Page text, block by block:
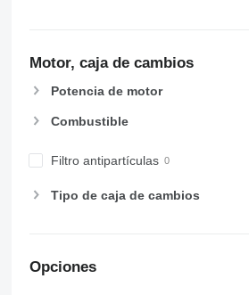
Motor, caja de cambios
Potencia de motor
Combustible
Filtro antipartículas
Tipo de caja de cambios
Opciones